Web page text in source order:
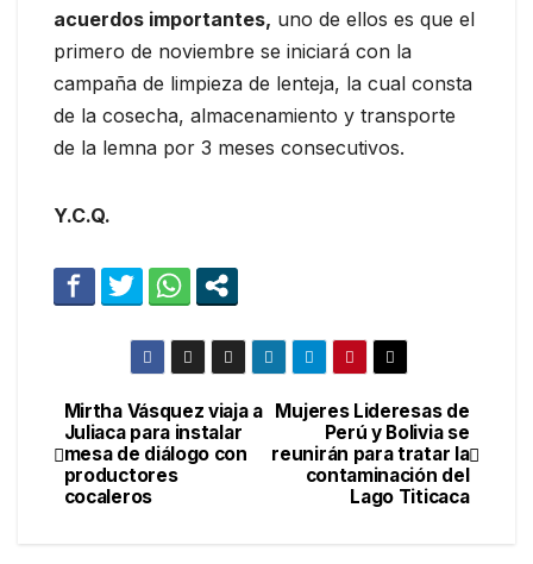
acuerdos importantes, uno de ellos es que el
primero de noviembre se iniciará con la
campaña de limpieza de lenteja, la cual consta
de la cosecha, almacenamiento y transporte
de la lemna por 3 meses consecutivos.
Y.C.Q.
Navegación
de
Mujeres Lideresas de
Perú y Bolivia se
reunirán para tratar la
contaminación del
Lago Titicaca
Mirtha Vásquez viaja a
Juliaca para instalar
mesa de diálogo con
productores
cocaleros